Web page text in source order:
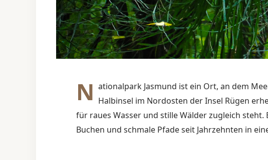
N ationalpark Jasmund ist ein Ort, an dem
Halbinsel im Nordosten der Insel Rügen
für raues Wasser und stille Wälder zugleich
Buchen und schmale Pfade seit Jahrzehnten in